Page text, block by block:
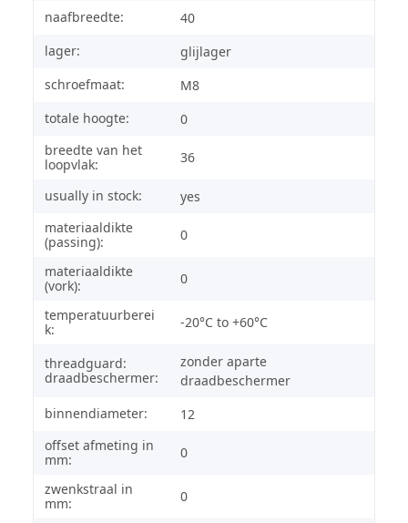
naafbreedte:
40
lager:
glijlager
schroefmaat:
M8
totale hoogte:
0
breedte van het
loopvlak:
36
usually in stock:
yes
materiaaldikte
(passing):
0
materiaaldikte
(vork):
0
temperatuurberei
k:
-20°C to +60°C
threadguard:
draadbeschermer:
zonder aparte
draadbeschermer
binnendiameter:
12
offset afmeting in
mm:
0
zwenkstraal in
mm:
0